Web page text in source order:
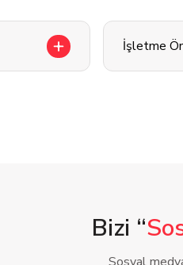
İşletme
Bizi “